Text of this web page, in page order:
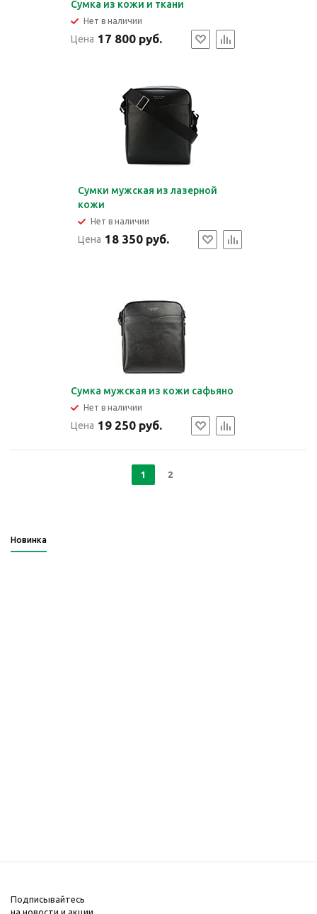
Сумка из кожи и ткани
Нет в наличии
Цена 17 800 руб.
Сумки мужская из лазерной
кожи
Нет в наличии
Цена 18 350 руб.
Сумка мужская из кожи сафьяно
Нет в наличии
Цена 19 250 руб.
1 2
Новинка
Подписывайтесь
на новости и акции